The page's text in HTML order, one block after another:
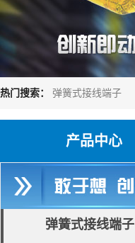
热门搜索： 弹簧式接线端子
产品中心
弹簧式接线端子